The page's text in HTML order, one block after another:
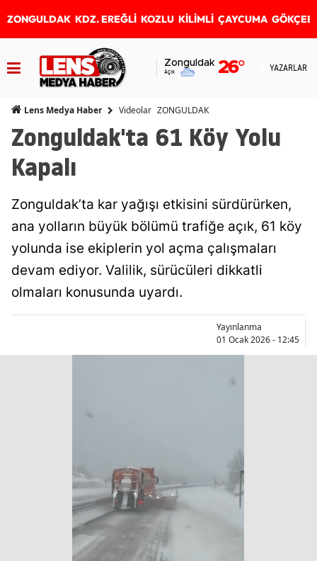
ZONGULDAK KDZ. EREĞLİ KOZLU KİLİMLİ ÇAYCUMA
Zonguldak
Açık 26° YAZARLAR
Lens Medya Haber Videolar ZONGULDAK
Zonguldak'ta 61 Köy Yolu
Kapalı
Zonguldak’ta kar yağışı etkisini sürdürürken,
ana yolların büyük bölümü trafiğe açık, 61 köy
yolunda ise ekiplerin yol açma çalışmaları
devam ediyor. Valilik, sürücüleri dikkatli
olmaları konusunda uyardı.
Yayınlanma
01 Ocak 2026 - 12:45